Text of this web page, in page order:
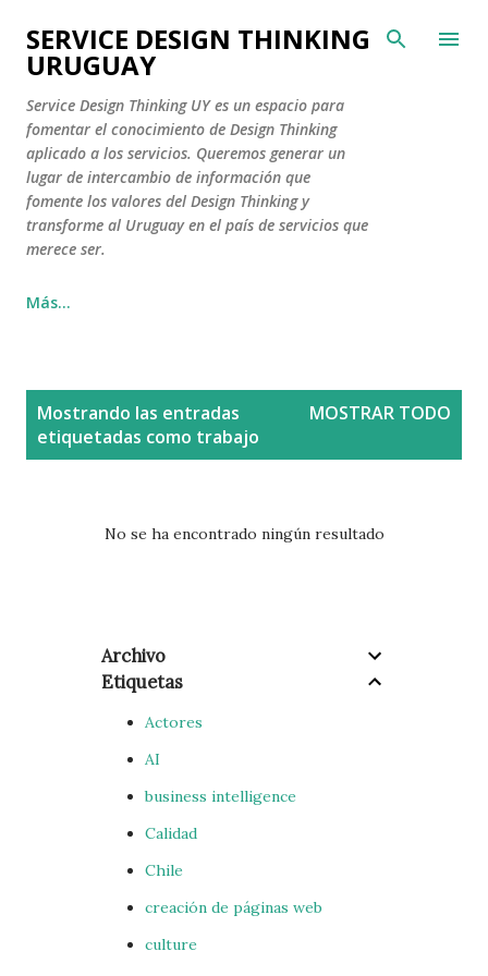
Ir al contenido principal
SERVICE DESIGN THINKING
URUGUAY
Service Design Thinking UY es un espacio para
fomentar el conocimiento de Design Thinking
aplicado a los servicios. Queremos generar un
lugar de intercambio de información que
fomente los valores del Design Thinking y
transforme al Uruguay en el país de servicios que
merece ser.
Más…
Mostrando las entradas
etiquetadas como trabajo
MOSTRAR TODO
No se ha encontrado ningún resultado
Archivo
Etiquetas
Actores
AI
business intelligence
Calidad
Chile
creación de páginas web
culture